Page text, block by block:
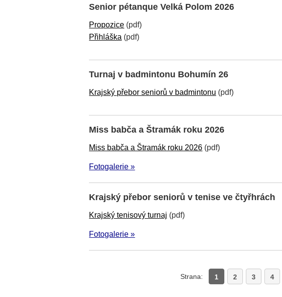
Senior pétanque Velká Polom 2026
Propozice (pdf)
Přihláška (pdf)
Turnaj v badmintonu Bohumín 26
Krajský přebor seniorů v badmintonu (pdf)
Miss babča a Štramák roku 2026
Miss babča a Štramák roku 2026 (pdf)
Fotogalerie »
Krajský přebor seniorů v tenise ve čtyřhrách
Krajský tenisový turnaj (pdf)
Fotogalerie »
Strana: 1 2 3 4